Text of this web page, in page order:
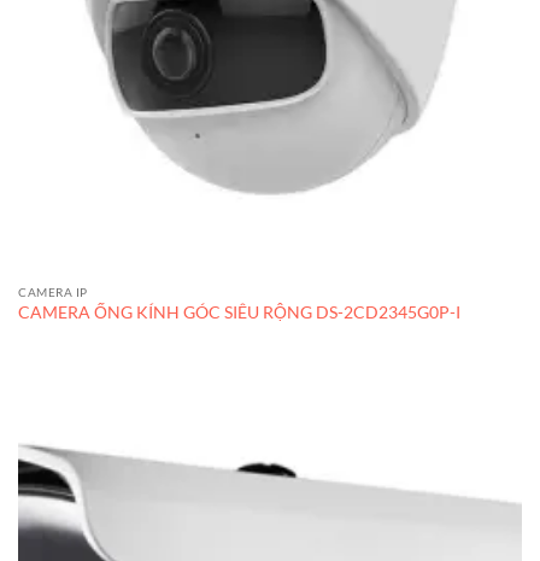
CAMERA IP
CAMERA ỐNG KÍNH GÓC SIÊU RỘNG DS-2CD2345G0P-I